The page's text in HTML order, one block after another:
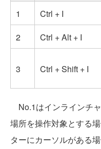
1 Ctrl + I
2
Ctrl + Alt + I
3 Ctrl + Shift + I
No.1はインラインチ
場所を操作対象とする
ターにカーソルがある